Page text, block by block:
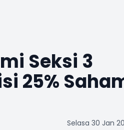
Seksi 3
25%
Selasa 30 Jan